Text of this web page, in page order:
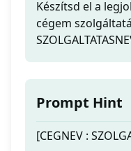
Készítsd el a
cégem
Prompt Hint
[CEGNEV :